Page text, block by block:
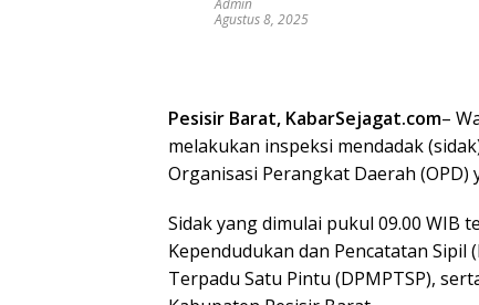
Agustus 8, 2025
Pesisir Barat, KabarSejagat.com–
melakukan inspeksi mendadak
Organisasi Perangkat Daerah (OPD)
Sidak yang dimulai pukul 09.00
Kependudukan dan Pencatatan Sipil
Terpadu Satu Pintu (DPMPTSP),